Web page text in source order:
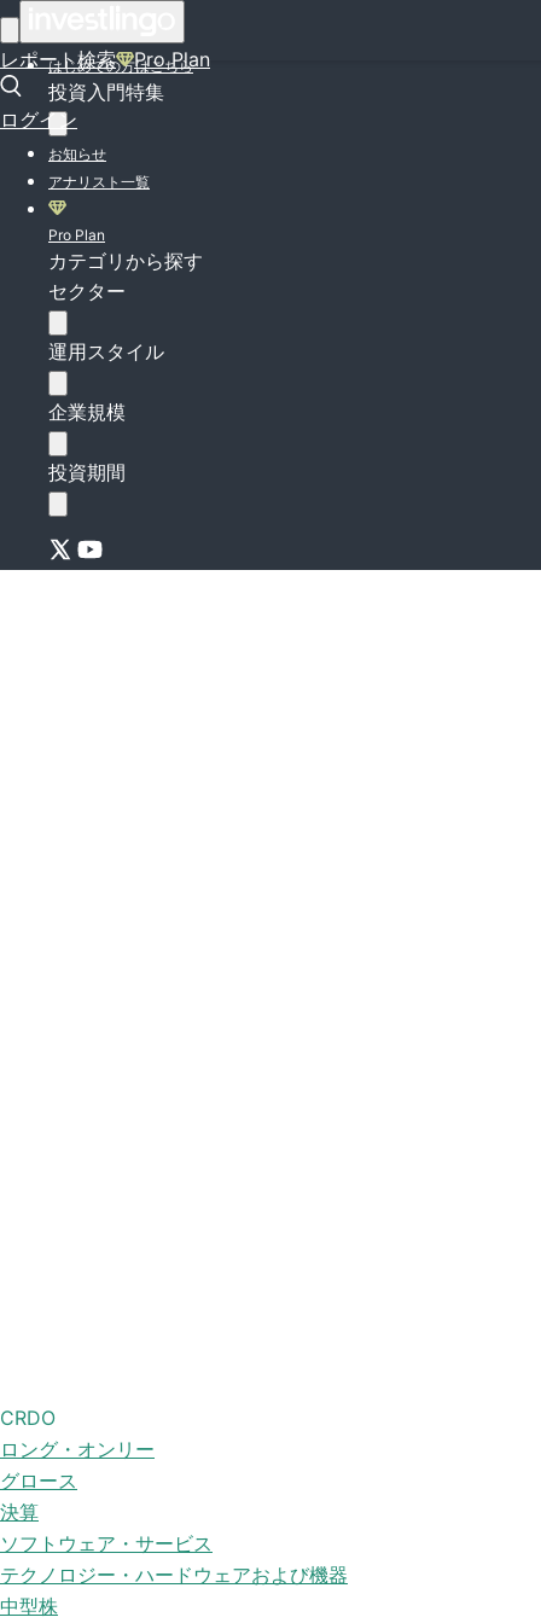
レポート検索 Pro Plan
ログイン
はじめての方はこちら
投資入門特集
お知らせ
アナリスト一覧
Pro Plan
カテゴリから探す
セクター
運用スタイル
企業規模
投資期間
CRDO
ロング・オンリー
グロース
決算
ソフトウェア・サービス
テクノロジー・ハードウェアおよび機器
中型株